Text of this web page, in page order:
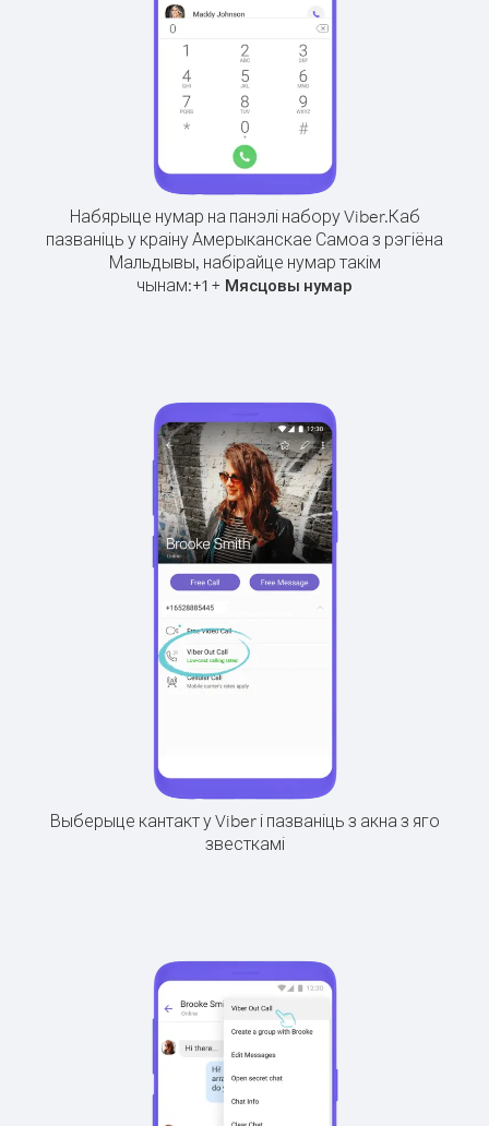
Набярыце нумар на панэлі набору Viber.Каб
пазваніць у краіну Амерыканскае Самоа з рэгіёна
Мальдывы, набірайце нумар такім
чынам:+1 + Мясцовы нумар
Выберыце кантакт у Viber і пазваніць з акна з яго
звесткамі